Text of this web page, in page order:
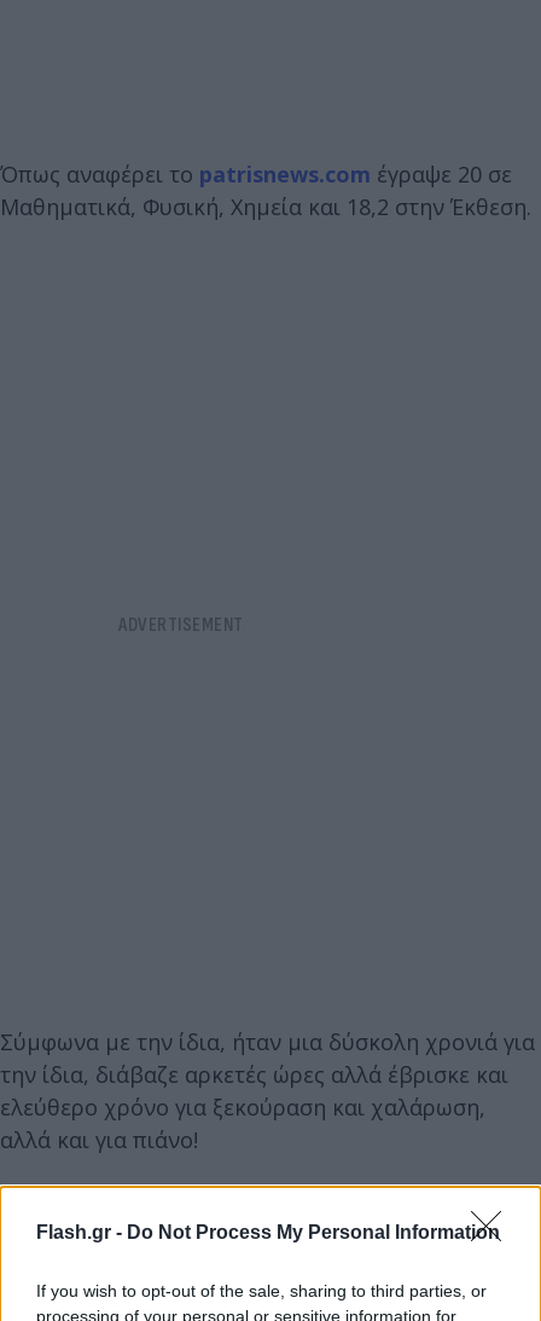
Flash.gr - Do Not Process My Personal Information
If you wish to opt-out of the sale, sharing to third parties, or
processing of your personal or sensitive information for
Όπως αναφέρει το patrisnews.com έγραψε 20 σε
Μαθηματικά, Φυσική, Χημεία και 18,2 στην Έκθεση.
Σύμφωνα με την ίδια, ήταν μια δύσκολη χρονιά για
την ίδια, διάβαζε αρκετές ώρες αλλά έβρισκε και
ελεύθερο χρόνο για ξεκούραση και χαλάρωση,
αλλά και για πιάνο!
ευχαριστημένη με τη βαθμολογία που